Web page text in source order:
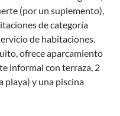
(por un suplemento),
de categoría
de habitaciones.
ofrece aparcamiento
informal con terraza, 2
playa) y una piscina